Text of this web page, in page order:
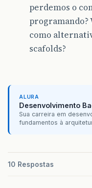
perdemos o
programando?
como
scafolds?
ALURA
Desenvolvimento
Sua carreira em
fundamentos à
10 Respostas